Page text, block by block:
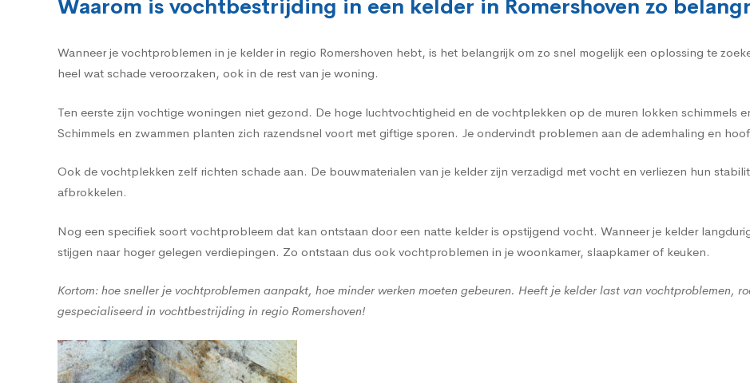
Waarom is vochtbestrijding in een kelder in Romershoven zo
Wanneer je vochtproblemen in je kelder in regio Romershoven hebt, is het belangrijk om zo snel mogelijk een oplossing te
heel wat schade veroorzaken, ook in de rest van je woning.
Ten eerste zijn vochtige woningen niet gezond. De hoge luchtvochtigheid en de vochtplekken op de muren lokken schimmels
Schimmels en zwammen planten zich razendsnel voort met giftige sporen. Je ondervindt problemen aan de ademhaling en
Ook de vochtplekken zelf richten schade aan. De bouwmaterialen van je kelder zijn verzadigd met vocht en verliezen hun
afbrokkelen.
Nog een specifiek soort vochtprobleem dat kan ontstaan door een natte kelder is opstijgend vocht. Wanneer je kelder
stijgen naar hoger gelegen verdiepingen. Zo ontstaan dus ook vochtproblemen in je woonkamer, slaapkamer of keuken.
Kortom: hoe sneller je vochtproblemen aanpakt, hoe minder werken moeten gebeuren. Heeft je kelder last van vochtproblemen,
gespecialiseerd in vochtbestrijding in regio Romershoven!